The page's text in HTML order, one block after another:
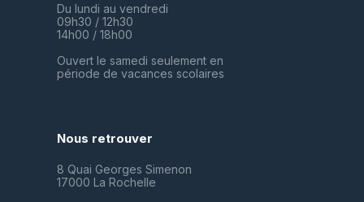
Du lundi au vendredi
09h30 / 12h30
14h00 / 18h00
Ouvert le samedi seulement en
période de vacances scolaires
Nous retrouver
8 Quai Georges Simenon
17000 La Rochelle